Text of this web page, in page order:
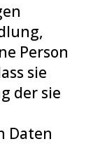
Person
sie
der sie
Daten